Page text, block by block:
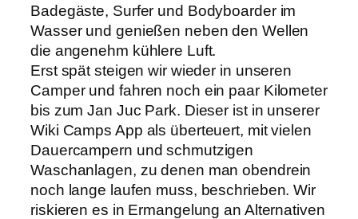
Badegäste, Surfer und Bodyboarder im
Wasser und genießen neben den Wellen
die angenehm kühlere Luft.
Erst spät steigen wir wieder in unseren
Camper und fahren noch ein paar Kilometer
bis zum Jan Juc Park. Dieser ist in unserer
Wiki Camps App als überteuert, mit vielen
Dauercampern und schmutzigen
Waschanlagen, zu denen man obendrein
noch lange laufen muss, beschrieben. Wir
riskieren es in Ermangelung an Alternativen